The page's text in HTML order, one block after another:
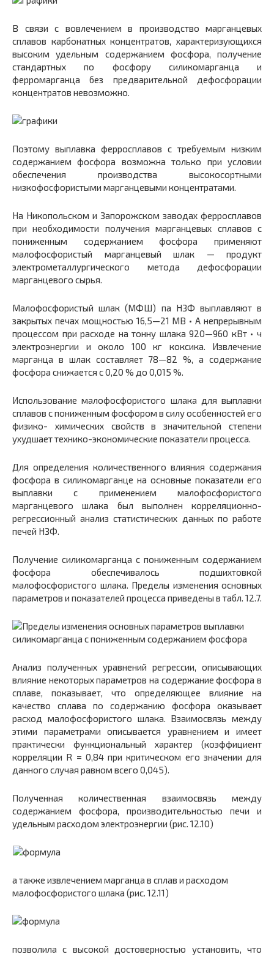
В связи с вовлечением в производство марганцевых
сплавов карбонатных концентратов, характеризующихся
высоким удельным содержанием фосфора, получение
стандартных по фосфору силикомарганца и
ферромарганца без предварительной дефосфорации
концентратов невозможно.
Поэтому выплавка ферросплавов с требуемым низким
содержанием фосфора возможна только при условии
обеспечения производства высокосортными
низкофосфористыми марганцевыми концентратами.
На Никопольском и Запорожском заводах ферросплавов
при необходимости получения марганцевых сплавов с
пониженным содержанием фосфора применяют
малофосфористый марганцевый шлак — продукт
электрометаллургического метода дефосфорации
марганцевого сырья.
Малофосфористый шлак (МФШ) па НЗФ выплавляют в
закрытых печах мощностью 16,5—21 МВ • А непрерывным
процессом при расходе на тонну шлака 920—960 кВт • ч
электроэнергии и около 100 кг коксика. Извлечение
марганца в шлак составляет 78—82 %, а содержание
фосфора снижается с 0,20 % до 0,015 %.
Использование малофосфористого шлака для выплавки
сплавов с пониженным фосфором в силу особенностей его
физико- химических свойств в значительной степени
ухудшает технико-экономические показатели процесса.
Для определения количественного влияния содержания
фосфора в силикомарганце на основные показатели его
выплавки с применением малофосфористого
марганцевого шлака был выполнен корреляционно-
регрессионный анализ статистических данных по работе
печей НЗФ.
Получение силикомарганца с пониженным содержанием
фосфора обеспечивалось подшихтовкой
малофосфористого шлака. Пределы изменения основных
параметров и показателей процесса приведены в табл. 12.7.
Анализ полученных уравнений регрессии, описывающих
влияние некоторых параметров на содержание фосфора в
сплаве, показывает, что определяющее влияние на
качество сплава по содержанию фосфора оказывает
расход малофосфористого шлака. Взаимосвязь между
этими параметрами описывается уравнением и имеет
практически функциональный характер (коэффициент
корреляции R = 0,84 при критическом его значении для
данного случая равном всего 0,045).
Полученная количественная взаимосвязь между
содержанием фосфора, производительностью печи и
удельным расходом электроэнергии (рис. 12.10)
а также извлечением марганца в сплав и расходом
малофосфористого шлака (рис. 12.11)
позволила с высокой достоверностью установить, что